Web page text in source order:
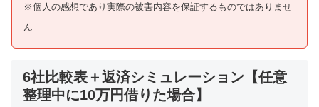
※個人の感想であり実際の被害内容を保証するものではありませ
ん
6社比較表＋返済シミュレーション【任意
整理中に10万円借りた場合】